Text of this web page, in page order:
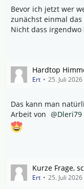
Bevor ich jetzt wer
zunächst einmal
Nicht dass
Hardtop
Ert 25. Juli
Das kann man
Arbeit von
Dleri79
Kurze Frage,
Ert 25. Juli